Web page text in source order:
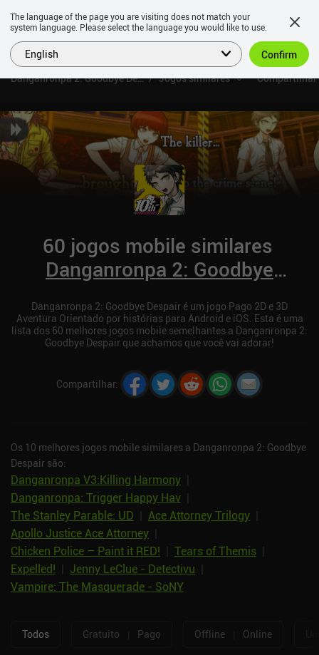
Danganronpa 2: Goodbye DespairJogos similares Compartilhar
60 jogos mobile similares
Danganronpa 2: Goodbye
Danganronpa 2: Goodbye Despair é um jogo Pago 2D e 3D
Aventura Orientado por histórias para Android e iOS. Esta é uma
lista dos 60 melhores jogos mobile semelhantes a Danganronpa 2:
Goodbye Despair que achamos que você vai adorar!
Compartilhar:
Os 10 melhores jogos mobile similares a Danganronpa 2: Goodbye
Despair são:
Danganronpa V3:Killing Harmony
Danganronpa: Trigger Happy Hav
The Stanley Parable: UD
Ace Attorney Trilogy
Apollo Justice Ace Attorney
Chicken Police – Paint it RED!
Tears of Themis
Expelled!
Jenny LeClue - Detectivu
Vampire: The Masquerade - SoNY
Todos Gratuito Pago Offline Online
The language of the page you are visiting does not match your
system language. Please select the language you would like to use.
English Confirm